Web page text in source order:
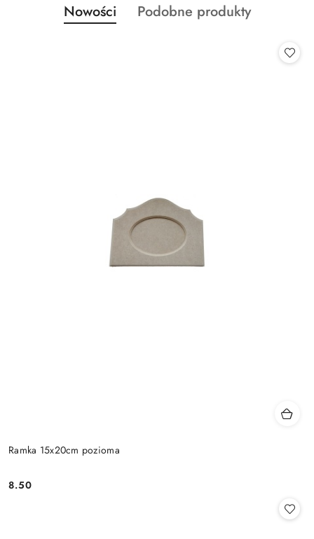
Pomiń karuzelę produktów
Produkty
o
Nowości
Produkty
Podobne produkty
Ramka 15x20cm pozioma
Cena:
8.50